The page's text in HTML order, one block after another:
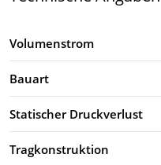
Volumenstrom
Bauart
Statischer Druckverlust
Tragkonstruktion